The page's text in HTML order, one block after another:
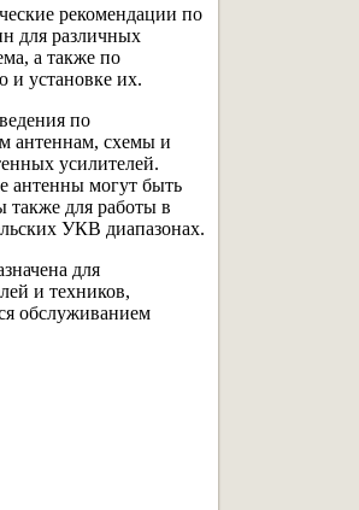
рекомендации по
для различных
а также по
и установке их.
по
антеннам, схемы и
усилителей.
антенны могут быть
также для работы в
УКВ диапазонах.
для
и техников,
обслуживанием